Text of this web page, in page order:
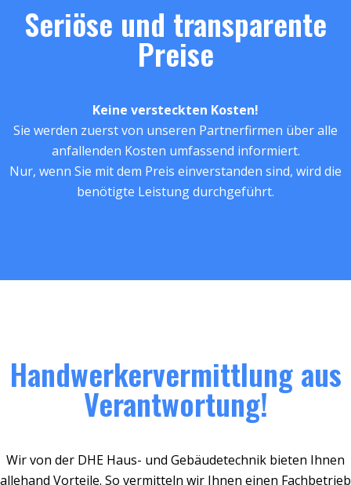
Seriöse und transparente
Preise
Keine versteckten Kosten!
Sie werden zuerst von unseren Partnerfirmen über alle
anfallenden Kosten umfassend informiert.
Nur, wenn Sie mit dem Preis einverstanden sind, wird die
benötigte Leistung durchgeführt.
Handwerkervermittlung aus
Verantwortung!
Wir von der DHE Haus- und Gebäudetechnik bieten Ihnen
allehand Vorteile. So vermitteln wir Ihnen einen Fachbetrieb